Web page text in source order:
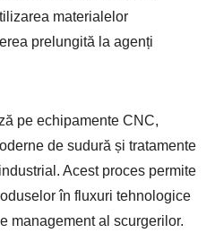
materialelor
prelungită la agenți
pe echipamente CNC,
de sudură și tratamente
Acest proces permite
în fluxuri tehnologice
management al scurgerilor.